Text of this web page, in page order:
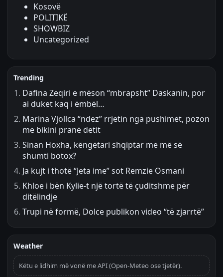
Kosovë
POLITIKË
SHOWBIZ
Uncategorized
Trending
Dafina Zeqiri e mëson “mbrapsht” Daskanin, por
ai duket kaq i ëmbël…
Marina Vjollca “ndez” rrjetin nga pushimet, pozon
me bikini pranë detit
Sinan Hoxha, këngëtari shqiptar me më së
shumti botox?
Ja kujt i thotë “Jeta ime” sot Remzie Osmani
Khloe i bën Kylie-t një tortë të çuditshme për
ditëlindje
Trupi në formë, Dolce publikon video “të zjarrtë”
Weather
Këtu e lidhim më vonë me API (Open-Meteo ose tjetër).